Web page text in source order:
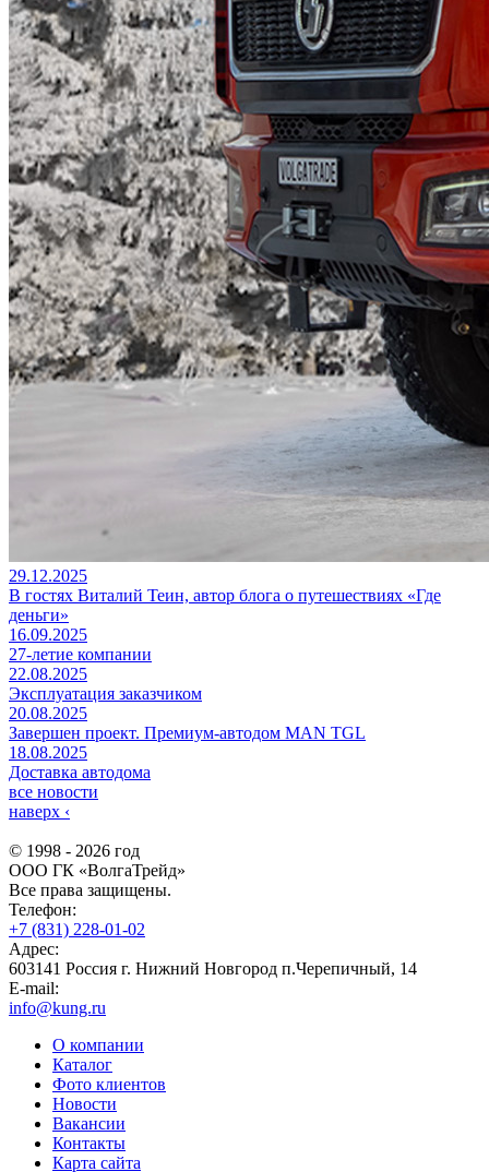
29.12.2025
В гостях Виталий Теин, автор блога о путешествиях «Где
деньги»
16.09.2025
27-летие компании
22.08.2025
Эксплуатация заказчиком
20.08.2025
Завершен проект. Премиум-автодом MAN TGL
18.08.2025
Доставка автодома
все новости
наверх ‹
© 1998 - 2026 год
ООО ГК «ВолгаТрейд»
Все права защищены.
Телефон:
+7 (831) 228-01-02
Адрес:
603141 Россия г. Нижний Новгород п.Черепичный, 14
E-mail:
info@kung.ru
О компании
Каталог
Фото клиентов
Новости
Вакансии
Контакты
Карта сайта